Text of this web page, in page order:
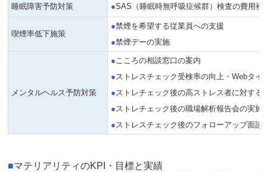
睡眠障害予防対策 SAS（睡眠時無呼吸症候群）検査の費用補
喫煙率低下施策
禁煙を希望する従業員への支援
禁煙デーの実施
メンタルヘルス予防対策
こころの相談窓口の案内
ストレスチェック受検率の向上・Webタイ
ストレチェック後の高ストレス者に対する
ストレチェック後の職場解析報告会の実施
ストレスチェック後のフォローアップ面談
■マテリアリティのKPI・目標と実績